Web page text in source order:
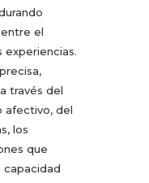
el
experiencias.
través del
afectivo, del
los
que
capacidad